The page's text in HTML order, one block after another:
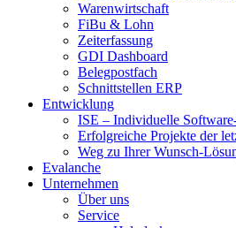
Warenwirtschaft
FiBu & Lohn
Zeiterfassung
GDI Dashboard
Belegpostfach
Schnittstellen ERP
Entwicklung
ISE – Individuelle
Erfolgreiche Projekte der
Weg zu Ihrer Wunsch-
Evalanche
Unternehmen
Über uns
Service